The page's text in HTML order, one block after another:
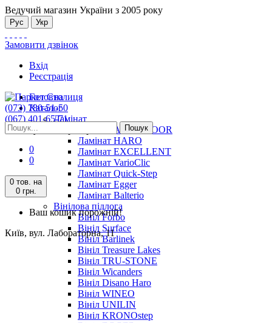
Ведучий магазин України з 2005 року
Рус Укр
Замовити дзвінок
Вхід
Реєстрація
(073) 780-51-50
(067) 401-65-71
Київ, вул. Лабораторна, 11
Пошук
0
0
0 тов. на
0 грн.
Ваш кошик порожній!
Київ, вул. Лабораторна, 11
Головна
Каталог
Ламінат
Ламінат ALSAFLOOR
Ламінат HARO
Ламінат EXCELLENT
Ламінат VarioClic
Ламінат Quick-Step
Ламінат Egger
Ламінат Balterio
Вінілова підлога
Вініл Forbo
Вініл Surface
Вініл Barlinek
Вініл Treasure Lakes
Вініл TRU-STONE
Вініл Wicanders
Вініл Disano Haro
Вініл WINEO
Вініл UNILIN
Вініл KRONOstep